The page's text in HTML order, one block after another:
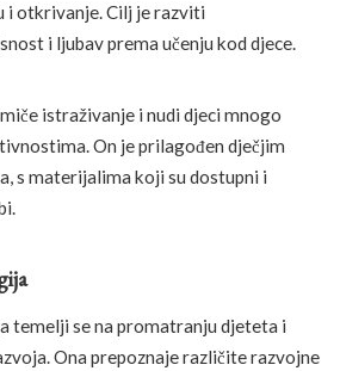
i otkrivanje. Cilj je razviti
i ljubav prema učenju kod djece.
istraživanje i nudi djeci mnogo
On je prilagođen dječjim
s materijalima koji su dostupni i
temelji se na promatranju djeteta i
Ona prepoznaje različite razvojne